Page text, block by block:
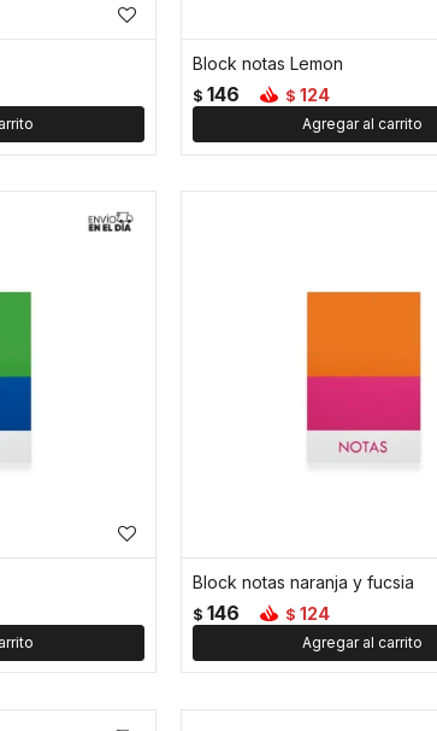
Block notas Lemon
$ 146 $ 124
Block notas naranja y fucsia
$ 146 $ 124